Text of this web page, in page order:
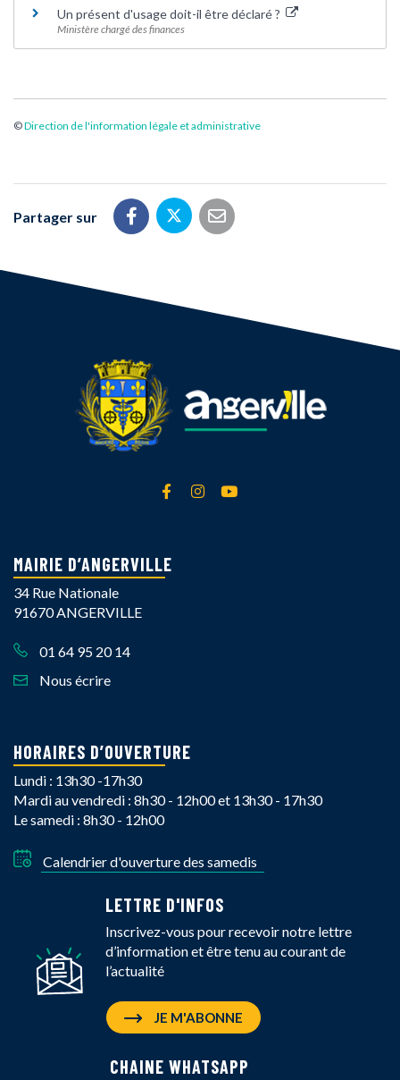
Un présent d'usage doit-il être déclaré ?
Ministère chargé des finances
©Direction de l'information légale et administrative
Partager sur Partager sur Facebook
Partager sur Twitter
Partager par email
Lien vers le compte Facebook
Lien vers le compte
MAIRIE D’ANGERVILLE
34 Rue Nationale
91670 ANGERVILLE
01 64 95 20 14
Nous écrire
HORAIRES D’OUVERTURE
Lundi : 13h30 -17h30
Mardi au vendredi : 8h30 - 12h00 et 13h30 - 17h30
Le samedi : 8h30 - 12h00
Calendrier d'ouverture des samedis
LETTRE D'INFOS
Inscrivez-vous pour recevoir notre lettre
d’information et être tenu au courant de
l’actualité
JE M'ABONNE
CHAINE WHATSAPP